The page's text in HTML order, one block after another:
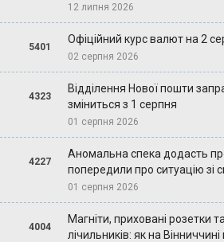
12 липня 2026
5401
Офіційний курс валют на 2
02 серпня 2026
4323
Відділення Нової пошти
зміниться з 1 серпня
01 серпня 2026
4227
Аномальна спека додасть
попередили про ситуацію зі
01 серпня 2026
4004
Магніти, приховані розетки
лічильників: як на